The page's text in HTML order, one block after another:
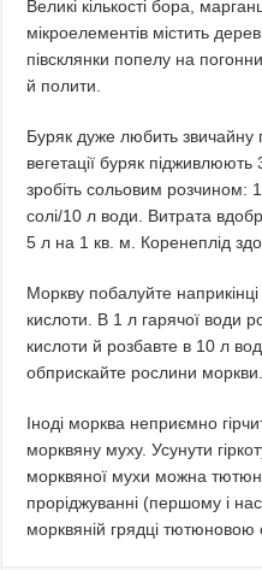
Великі кількості бора,
мікроелементів містить
півсклянки попелу на
й полити.
Буряк дуже любить звичайну
вегетації буряк
зробіть сольовим розчином:
солі/10 л води. Витрата
5 л на 1 кв. м. Коренеплід
Моркву побалуйте
кислоти. В 1 л гарячої води
кислоти й розбавте в 10 л
обприскайте рослини моркви.
Іноді морква неприємно
морквяну муху. Усунути
морквяної мухи можна
проріджуванні (першому і
морквяній грядці тютюновою